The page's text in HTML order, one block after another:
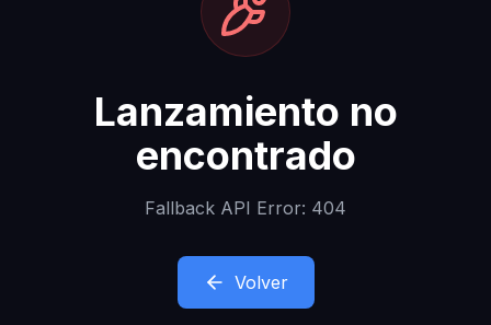
Lanzamiento no
encontrado
Fallback API Error: 404
Volver